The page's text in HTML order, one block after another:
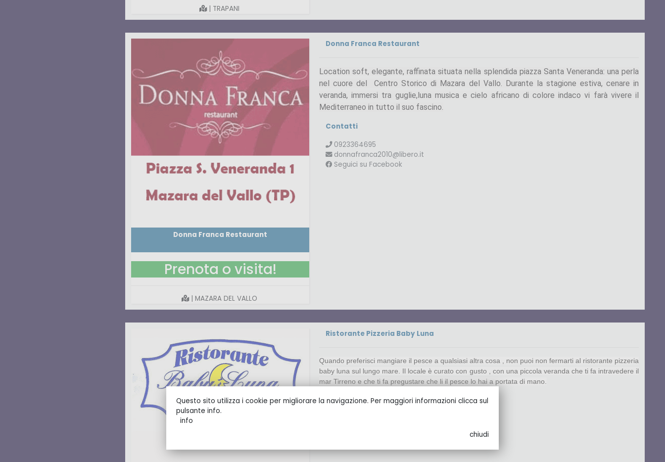
| TRAPANI
Donna Franca Restaurant
Prenota o visita!
| MAZARA DEL VALLO
Donna Franca Restaurant
Location soft, elegante, raffinata situata nella splendida piazza Santa Veneranda: una perla
nel cuore del Centro Storico di Mazara del Vallo. Durante la stagione estiva, cenare in
veranda, immersi tra guglie,luna musica e cielo africano di colore indaco vi farà vivere il
Mediterraneo in tutto il suo fascino.
Contatti
0923364695
Email
donnafranca2010@libero.it
Seguici su Facebook
Ristorante Pizzeria Baby Luna
Quando preferisci mangiare il pesce a qualsiasi altra cosa , non puoi non fermarti al ristorante pizzeria
baby luna sul lungo mare. Il locale è curato con gusto , con una piccola veranda che ti fa intravedere il
mar Tirreno e che ti fa pregustare che li il pesce lo hai a portata di mano.
Contatti
Questo sito utilizza i cookie per migliorare la navigazione. Per maggiori informazioni clicca sul
pulsante info.
info
chiudi